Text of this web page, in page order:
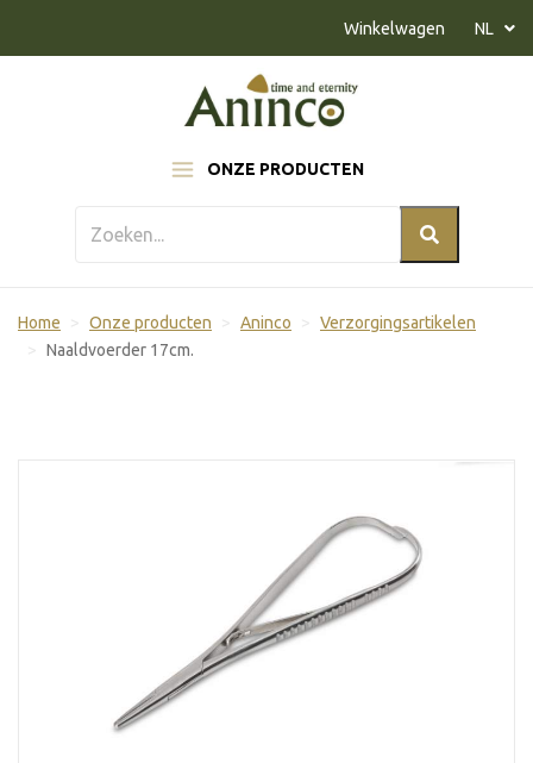
ONZE PRODUCTEN
Winkelwagen NL
Home Onze producten Aninco
Verzorgingsartikelen
Naaldvoerder 17cm.